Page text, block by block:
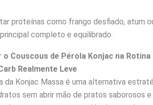
proteínas como frango desfiado, atum
completo e equilibrado.
Couscous de Pérola Konjac na Rotina
Realmente Leve
da Konjac Massa é uma alternativa
sem abrir mão de pratos saborosos